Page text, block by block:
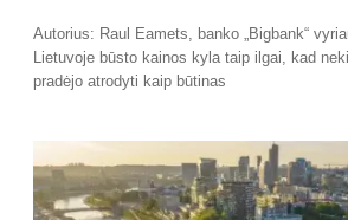
Autorius: Raul Eamets, banko „Bigbank“
Lietuvoje būsto kainos kyla taip ilgai, kad
pradėjo atrodyti kaip būtinas